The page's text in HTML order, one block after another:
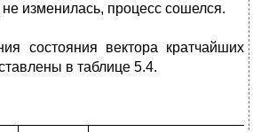
не изменилась, процесс сошелся.
состояния вектора кратчайших
в таблице 5.4.